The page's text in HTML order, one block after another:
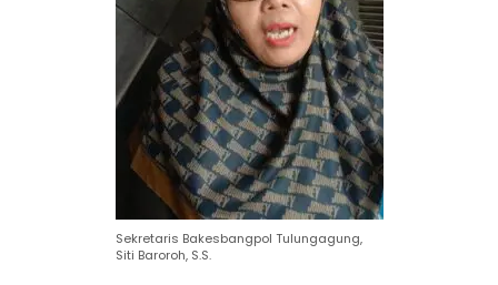
Sekretaris Bakesbangpol Tulungagung,
Siti Baroroh, S.S.